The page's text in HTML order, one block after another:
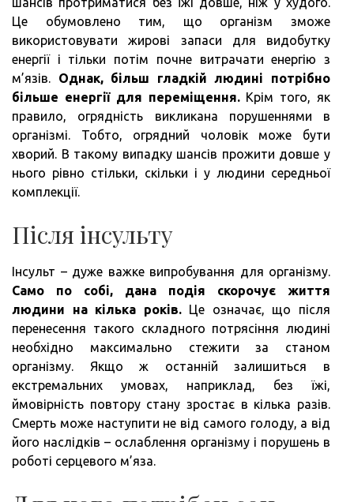
Це обумовлено тим, що організм зможе
використовувати жирові запаси для видобутку
енергії і тільки потім почне витрачати енергію з
м’язів. Однак, більш гладкій людині потрібно
більше енергії для переміщення.Крім того, як
правило, огрядність викликана порушеннями в
організмі. Тобто, огрядний чоловік може бути
хворий. В такому випадку шансів прожити довше у
нього рівно стільки, скільки і у людини середньої
комплекції.
Після інсульту
Інсульт – дуже важке випробування для організму.
Само по собі, дана подія скорочує життя
людини на кілька років.Це означає, що після
перенесення такого складного потрясіння людині
необхідно максимально стежити за станом
організму. Якщо ж останній залишиться в
екстремальних умовах, наприклад, без їжі,
ймовірність повтору стану зростає в кілька разів.
Смерть може наступити не від самого голоду, а від
його наслідків – ослаблення організму і порушень в
роботі серцевого м’яза.